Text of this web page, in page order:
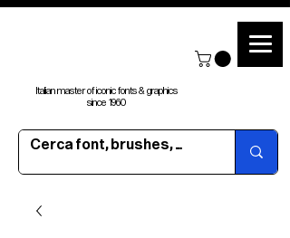
Italian master of iconic fonts & graphics
since 1960